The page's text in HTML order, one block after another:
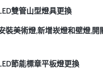
雙管山型燈具更換
裝美術燈,新增崁燈和壁燈,開
節能標章平板燈更換